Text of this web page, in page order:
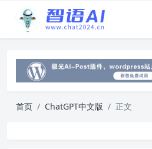
首页 ChatGPT中文版 正文